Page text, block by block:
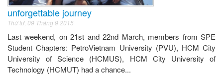
unforgettable journey
Thứ tư, 09 Tháng 9 2015
Last weekend, on 21st and 22nd March, members from SPE
Student Chapters: PetroVietnam University (PVU), HCM City
University of Science (HCMUS), HCM City University of
Technology (HCMUT) had a chance...